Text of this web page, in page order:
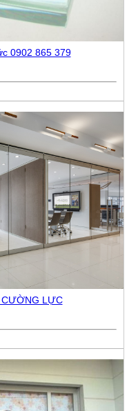
0902 865 379
CƯỜNG LỰC